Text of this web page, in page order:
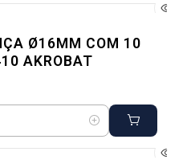
Ø16MM COM 10
AKROBAT